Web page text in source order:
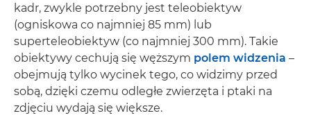
kadr, zwykle potrzebny jest teleobiektyw
(ogniskowa co najmniej 85 mm) lub
superteleobiektyw (co najmniej 300 mm). Takie
obiektywy cechują się węższym polem widzenia –
obejmują tylko wycinek tego, co widzimy przed
sobą, dzięki czemu odległe zwierzęta i ptaki na
zdjęciu wydają się większe.